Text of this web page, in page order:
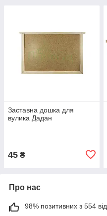
Заставна дошка для
вулика Дадан
45 ₴
Про нас
98% позитивних з 554